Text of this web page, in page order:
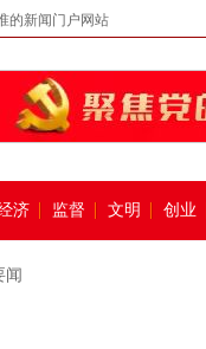
的新闻门户网站
济 监督 文明 创业
闻